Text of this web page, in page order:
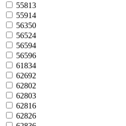
55813
55914
56350
56524
56594
56596
61834
62692
62802
62803
62816
62826